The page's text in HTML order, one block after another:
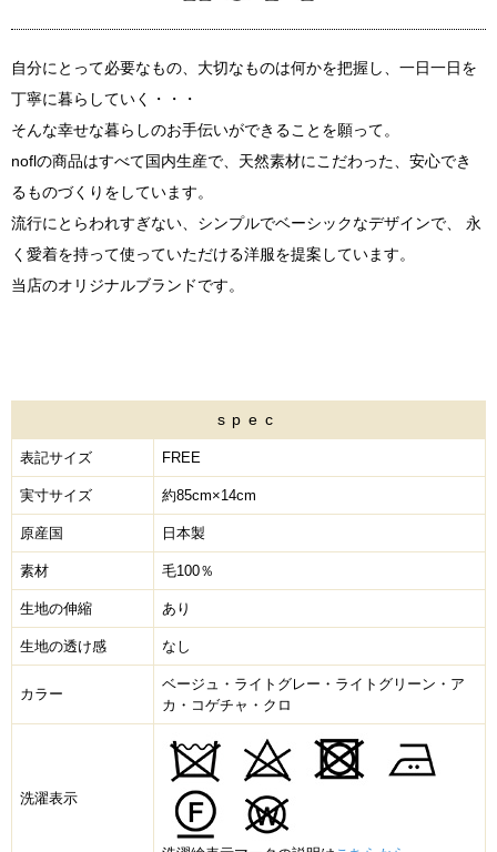
自分にとって必要なもの、大切なものは何かを把握し、一日一日を
丁寧に暮らしていく・・・
そんな幸せな暮らしのお手伝いができることを願って。
noflの商品はすべて国内生産で、天然素材にこだわった、安心でき
るものづくりをしています。
流行にとらわれすぎない、シンプルでベーシックなデザインで、 永
く愛着を持って使っていただける洋服を提案しています。
当店のオリジナルブランドです。
spec
表記サイズ FREE
実寸サイズ 約85cm×14cm
原産国 日本製
素材 毛100％
生地の伸縮 あり
生地の透け感 なし
カラー
ベージュ・ライトグレー・ライトグリーン・ア
カ・コゲチャ・クロ
洗濯表示